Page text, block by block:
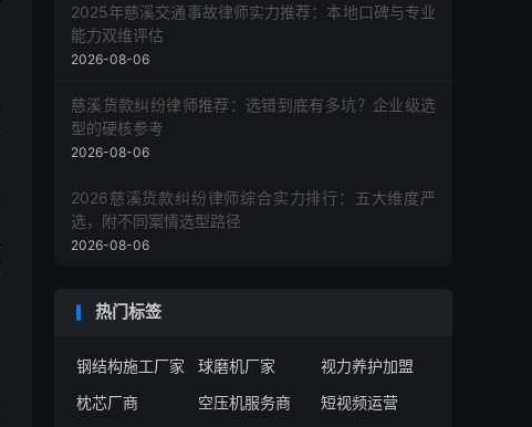
2025年慈溪交通事故律师实力推荐：本地口碑与专业
能力双维评估
2026-08-06
慈溪货款纠纷律师推荐：选错到底有多坑？企业级选
型的硬核参考
2026-08-06
2026慈溪货款纠纷律师综合实力排行：五大维度严
选，附不同案情选型路径
2026-08-06
热门标签
钢结构施工厂家 球磨机厂家
视力养护加盟
枕芯厂商
空压机服务商
短视频运营